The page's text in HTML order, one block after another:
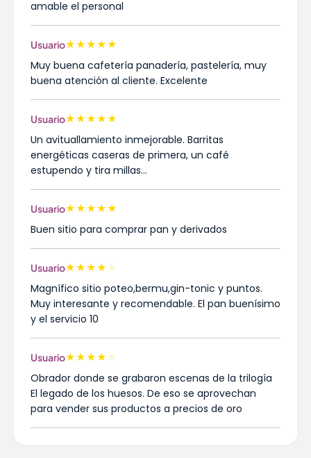
amable el personal
Usuario★★★★★
Muy buena cafetería panadería, pastelería, muy
buena atención al cliente. Excelente
Usuario★★★★★
Un avituallamiento inmejorable. Barritas
energéticas caseras de primera, un café
estupendo y tira millas...
Usuario★★★★★
Buen sitio para comprar pan y derivados
Usuario★★★★ ★
Magnífico sitio poteo,bermu,gin-tonic y puntos.
Muy interesante y recomendable. El pan buenísimo
y el servicio 10
Usuario★★★★ ★
Obrador donde se grabaron escenas de la trilogía
El legado de los huesos. De eso se aprovechan
para vender sus productos a precios de oro